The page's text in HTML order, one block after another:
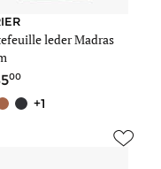
leder Madras
00
+1